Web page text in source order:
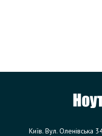
Київ. Вул. Оленівська